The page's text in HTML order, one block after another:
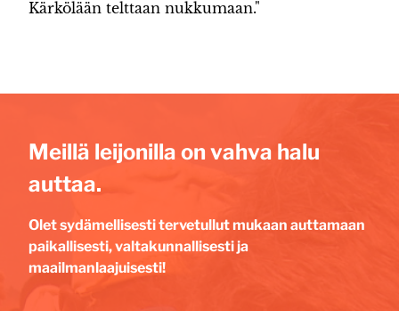
Kärkölään telttaan nukkumaan."
Meillä leijonilla on vahva halu
auttaa.
Olet sydämellisesti tervetullut mukaan auttamaan
paikallisesti, valtakunnallisesti ja
maailmanlaajuisesti!